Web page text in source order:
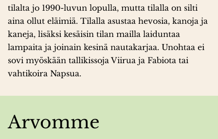
tilalta jo 1990-luvun lopulla, mutta tilalla on silti
aina ollut eläimiä. Tilalla asustaa hevosia, kanoja ja
kaneja, lisäksi kesäisin tilan mailla laiduntaa
lampaita ja joinain kesinä nautakarjaa. Unohtaa ei
sovi myöskään tallikissoja Viirua ja Fabiota tai
vahtikoira Napsua.
Arvomme